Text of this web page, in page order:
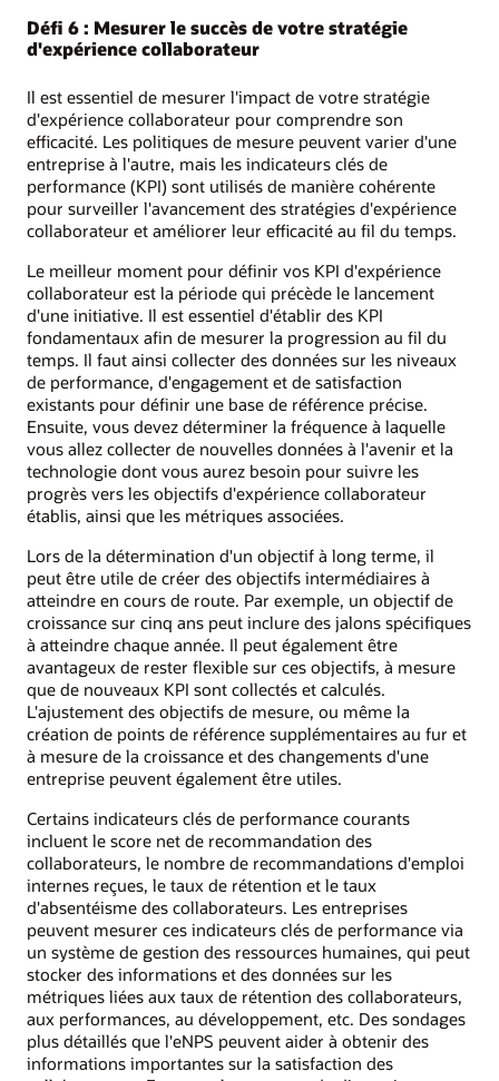
Défi 6 : Mesurer le succès de votre stratégie
d'expérience collaborateur
Il est essentiel de mesurer l'impact de votre stratégie
d'expérience collaborateur pour comprendre son
efficacité. Les politiques de mesure peuvent varier d'une
entreprise à l'autre, mais les indicateurs clés de
performance (KPI) sont utilisés de manière cohérente
pour surveiller l'avancement des stratégies d'expérience
collaborateur et améliorer leur efficacité au fil du temps.
Le meilleur moment pour définir vos KPI d'expérience
collaborateur est la période qui précède le lancement
d'une initiative. Il est essentiel d'établir des KPI
fondamentaux afin de mesurer la progression au fil du
temps. Il faut ainsi collecter des données sur les niveaux
de performance, d'engagement et de satisfaction
existants pour définir une base de référence précise.
Ensuite, vous devez déterminer la fréquence à laquelle
vous allez collecter de nouvelles données à l'avenir et la
technologie dont vous aurez besoin pour suivre les
progrès vers les objectifs d'expérience collaborateur
établis, ainsi que les métriques associées.
Lors de la détermination d'un objectif à long terme, il
peut être utile de créer des objectifs intermédiaires à
atteindre en cours de route. Par exemple, un objectif de
croissance sur cinq ans peut inclure des jalons spécifiques
à atteindre chaque année. Il peut également être
avantageux de rester flexible sur ces objectifs, à mesure
que de nouveaux KPI sont collectés et calculés.
L'ajustement des objectifs de mesure, ou même la
création de points de référence supplémentaires au fur et
à mesure de la croissance et des changements d'une
entreprise peuvent également être utiles.
Certains indicateurs clés de performance courants
incluent le score net de recommandation des
collaborateurs, le nombre de recommandations d'emploi
internes reçues, le taux de rétention et le taux
d'absentéisme des collaborateurs. Les entreprises
peuvent mesurer ces indicateurs clés de performance via
un système de gestion des ressources humaines, qui peut
stocker des informations et des données sur les
métriques liées aux taux de rétention des collaborateurs,
aux performances, au développement, etc. Des sondages
plus détaillés que l'eNPS peuvent aider à obtenir des
informations importantes sur la satisfaction des